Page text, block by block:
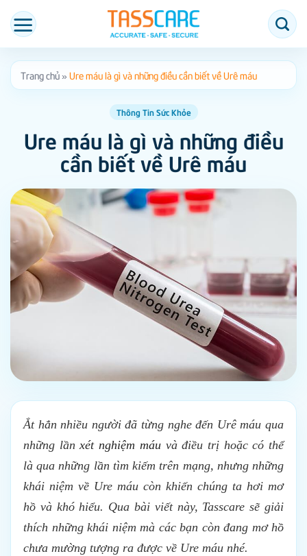
qua
dung
Trang chủ» Ure máu là gì và những điều cần biết về Urê máu
Thông Tin Sức Khỏe
Ure máu là gì và những điều
cần biết về Urê máu
Ắt hẳn nhiều người đã từng nghe đến Urê máu qua
những lầnxét nghiệm máuvà điều trị hoặc có thể
là qua những lần tìm kiếm trên mạng, nhưng những
khái niệm về Ure máu còn khiến chúng ta hơi mơ
hồ và khó hiểu. Qua bài viết này, Tasscare sẽ giải
thích những khái niệm mà các bạn còn đang mơ hồ
chưa mường tượng ra được về Ure máu nhé.